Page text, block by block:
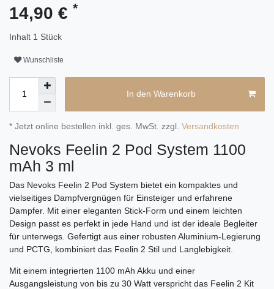
14,90 € *
Inhalt 1 Stück
Wunschliste
In den Warenkorb
* Jetzt online bestellen inkl. ges. MwSt. zzgl. Versandkosten
Nevoks Feelin 2 Pod System 1100
mAh 3 ml
Das Nevoks Feelin 2 Pod System bietet ein kompaktes und
vielseitiges Dampfvergnügen für Einsteiger und erfahrene
Dampfer. Mit einer eleganten Stick-Form und einem leichten
Design passt es perfekt in jede Hand und ist der ideale Begleiter
für unterwegs. Gefertigt aus einer robusten Aluminium-Legierung
und PCTG, kombiniert das Feelin 2 Stil und Langlebigkeit.
Mit einem integrierten 1100 mAh Akku und einer
Ausgangsleistung von bis zu 30 Watt verspricht das Feelin 2 Kit